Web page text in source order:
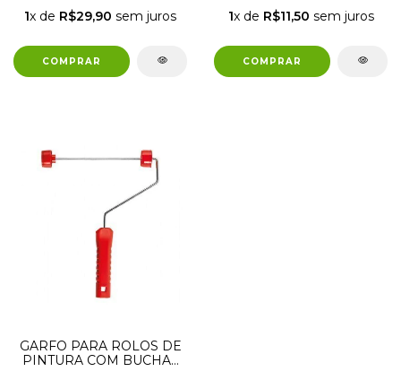
1x de R$29,90 sem juros
1x de R$11,50 sem juros
GARFO PARA ROLOS DE
PINTURA COM BUCHAS